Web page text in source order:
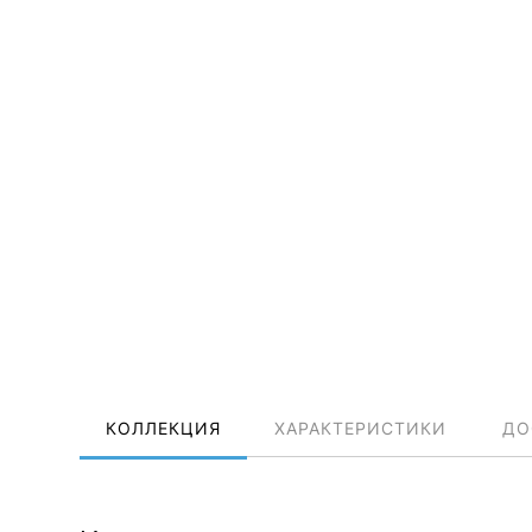
КОЛЛЕКЦИЯ ХАРАКТЕРИСТИКИ